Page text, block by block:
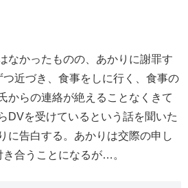
なかったものの、あかりに謝罪す
近づき、食事をしに行く、食事の
からの連絡が絶えることなくきて
DVを受けているという話を聞いた
に告白する。あかりは交際の申し
合うことになるが…。